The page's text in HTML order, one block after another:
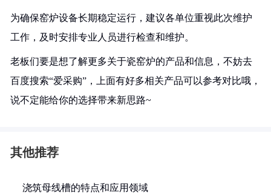
为确保窑炉设备长期稳定运行，建议各单位重视此次维护
工作，及时安排专业人员进行检查和维护。
老板们要是想了解更多关于瓷窑炉的产品和信息，不妨去
百度搜索“爱采购”，上面有好多相关产品可以参考对比哦，
说不定能给你的选择带来新思路~
其他推荐
浇筑母线槽的特点和应用领域